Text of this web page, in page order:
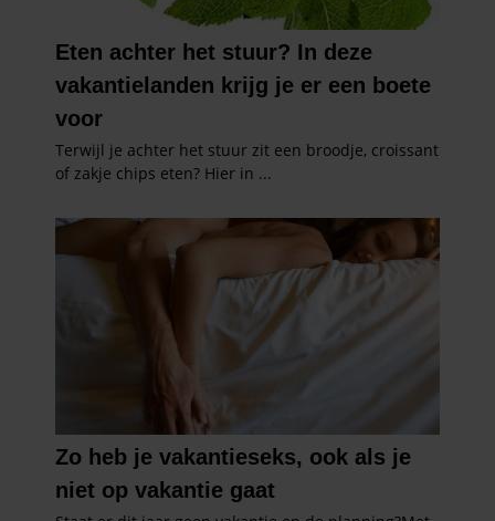
verzameld op basis van uw gebruik van hun services. U
gaat akkoord met onze cookies als u onze website blijft
gebruiken.